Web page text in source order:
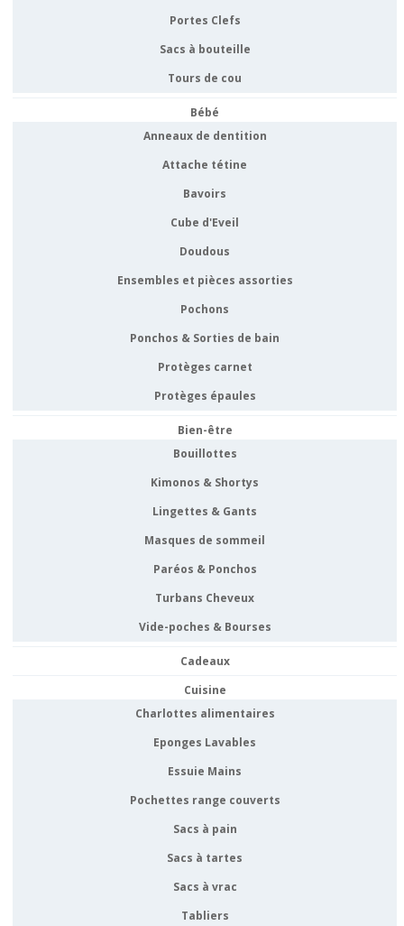
Portes Clefs
Sacs à bouteille
Tours de cou
Bébé
Anneaux de dentition
Attache tétine
Bavoirs
Cube d'Eveil
Doudous
Ensembles et pièces assorties
Pochons
Ponchos & Sorties de bain
Protèges carnet
Protèges épaules
Bien-être
Bouillottes
Kimonos & Shortys
Lingettes & Gants
Masques de sommeil
Paréos & Ponchos
Turbans Cheveux
Vide-poches & Bourses
Cadeaux
Cuisine
Charlottes alimentaires
Eponges Lavables
Essuie Mains
Pochettes range couverts
Sacs à pain
Sacs à tartes
Sacs à vrac
Tabliers